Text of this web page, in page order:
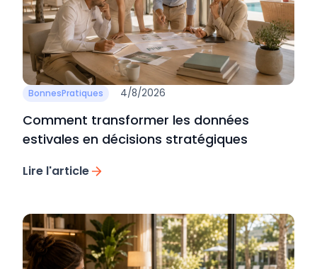
BonnesPratiques 4/8/2026
Comment transformer les données
estivales en décisions stratégiques
Lire l'article